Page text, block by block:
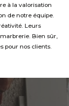
à la valorisation
de notre équipe.
Leurs
Bien sûr,
pour nos clients.